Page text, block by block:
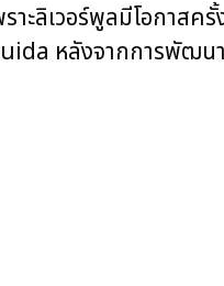
าะลิเวอร์พูลมีโอกาส
หลังจากการพัฒน